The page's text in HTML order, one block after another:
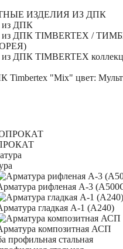
ИЗДЕЛИЯ ИЗ ДПК
из ДПК
из ДПК TIMBERTEX /
ДПК TIMBERTEX
Timbertex "Mix" цвет:
рифленая А-3
гладкая А-1 (А240)
композитная АСП